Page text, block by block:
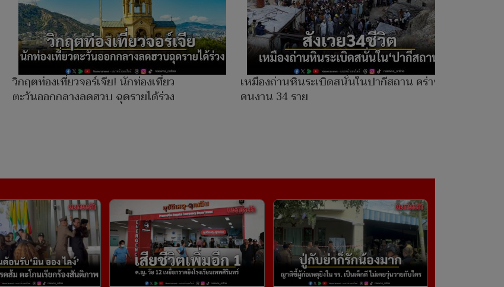
วิกฤตท่องเที่ยวจอร์เจีย! นักท่องเที่ยว
ตะวันออกกลางลดฮวบ ฉุดรายได้ร่วง
เหมืองถ่านหินระเบิดสนั่นในปากีสถาน คร่าชีวิต
คนงาน 34 ราย